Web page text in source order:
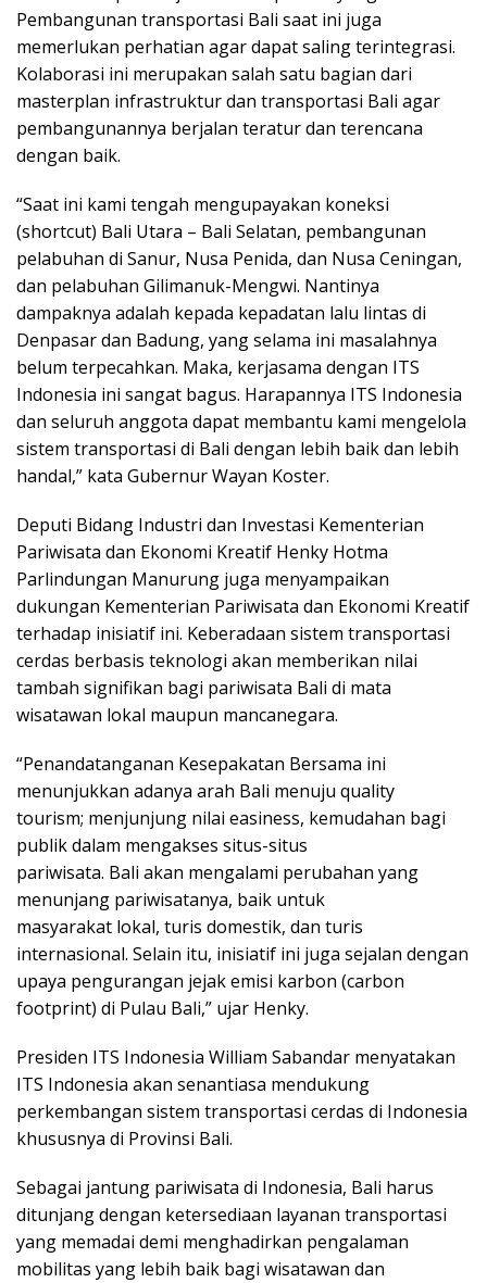
Pembangunan transportasi Bali saat ini juga
memerlukan perhatian agar dapat saling terintegrasi.
Kolaborasi ini merupakan salah satu bagian dari
masterplan infrastruktur dan transportasi Bali agar
pembangunannya berjalan teratur dan terencana
dengan baik.
“Saat ini kami tengah mengupayakan koneksi
(shortcut) Bali Utara – Bali Selatan, pembangunan
pelabuhan di Sanur, Nusa Penida, dan Nusa Ceningan,
dan pelabuhan Gilimanuk-Mengwi. Nantinya
dampaknya adalah kepada kepadatan lalu lintas di
Denpasar dan Badung, yang selama ini masalahnya
belum terpecahkan. Maka, kerjasama dengan ITS
Indonesia ini sangat bagus. Harapannya ITS Indonesia
dan seluruh anggota dapat membantu kami mengelola
sistem transportasi di Bali dengan lebih baik dan lebih
handal,” kata Gubernur Wayan Koster.
Deputi Bidang Industri dan Investasi Kementerian
Pariwisata dan Ekonomi Kreatif Henky Hotma
Parlindungan Manurung juga menyampaikan
dukungan Kementerian Pariwisata dan Ekonomi Kreatif
terhadap inisiatif ini. Keberadaan sistem transportasi
cerdas berbasis teknologi akan memberikan nilai
tambah signifikan bagi pariwisata Bali di mata
wisatawan lokal maupun mancanegara.
“Penandatanganan Kesepakatan Bersama ini
menunjukkan adanya arah Bali menuju quality
tourism; menjunjung nilai easiness, kemudahan bagi
publik dalam mengakses situs-situs
pariwisata. Bali akan mengalami perubahan yang
menunjang pariwisatanya, baik untuk
masyarakat lokal, turis domestik, dan turis
internasional. Selain itu, inisiatif ini juga sejalan dengan
upaya pengurangan jejak emisi karbon (carbon
footprint) di Pulau Bali,” ujar Henky.
Presiden ITS Indonesia William Sabandar menyatakan
ITS Indonesia akan senantiasa mendukung
perkembangan sistem transportasi cerdas di Indonesia
khususnya di Provinsi Bali.
Sebagai jantung pariwisata di Indonesia, Bali harus
ditunjang dengan ketersediaan layanan transportasi
yang memadai demi menghadirkan pengalaman
mobilitas yang lebih baik bagi wisatawan dan